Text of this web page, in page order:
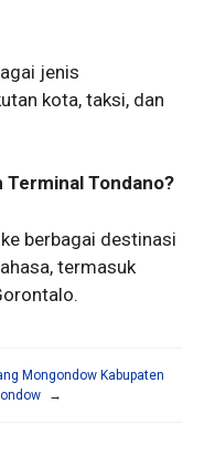
jenis
kota, taksi, dan
Terminal Tondano?
berbagai destinasi
termasuk
Mongondow Kabupaten
→